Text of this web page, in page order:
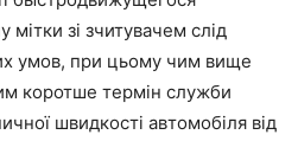
мітки зі зчитувачем слід
умов, при цьому чим вище
коротше термін служби
швидкості автомобіля від